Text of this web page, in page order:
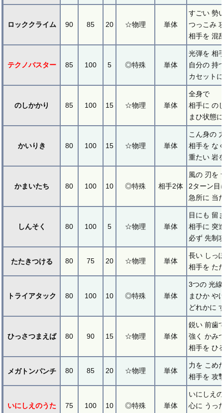
ロッククライム 90 85 20 ☆物理 単体
すごい 勢
つっこみ
相手を 混
テクノバスター 85 100 5 ◎特殊 単体
光弾を 相
自分の 持
カセット
のしかかり 85 100 15 ☆物理 単体
全身で
相手に の
まひ状態
かいりき 80 100 15 ☆物理 単体
こん身の
相手を な
重たい 岩
かまいたち 80 100 10 ◎特殊 相手2体
風の 刃を
2ターン目
急所に 当
しんそく 80 100 5 ☆物理 単体
目にも 留
相手に 突
必ず 先制
たたきつける 80 75 20 ☆物理 単体
長い しっ
相手を た
トライアタック 80 100 10 ◎特殊 単体
3つの 光
まひか や
どれかに
ひっさつまえば 80 90 15 ☆物理 単体
鋭い 前歯
強く かみ
相手を ひ
メガトンパンチ 80 85 20 ☆物理 単体
力を こめ
相手を 攻
いにしえのうた 75 100 10 ◎特殊 単体
いにしえ
心に うっ